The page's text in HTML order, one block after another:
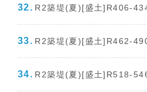
R2築堤(夏)[盛土]R406-
R2築堤(夏)[盛土]R462-
R2築堤(夏)[盛土]R518-